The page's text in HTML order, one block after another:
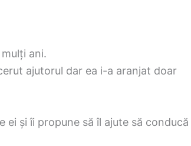
ani.
ajutorul dar ea i-a aranjat doar
ei și îi propune să îl ajute să conducă